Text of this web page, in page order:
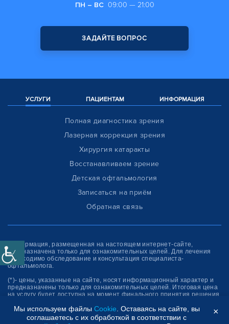
ПН – ВС 09:00 — 21:00
ЗАДАЙТЕ ВОПРОС
УСЛУГИ ПАЦИЕНТАМ ИНФОРМАЦИЯ
Полная диагностика зрения
Лазерная коррекция зрения
Хирургия катаракты
Восстанавливаем зрение
Детская офтальмология
Записаться на приём
Обратная связь
Информация, размещенная на настоящем интернет-сайте,
предназначена только для ознакомитель­ных целей. Для лечения
необходимо обследование и консультация специалиста-
офтальмолога.
(*)- цены, указанные на сайте, носят информационный характер и
предназначены только для ознакомительных целей. Итоговая цена
на услугу будет доступна на момент финального принятия решения
Мы используем файлы Cookie . Оставаясь на сайте, вы
соглашаетесь с их обработкой в соответствии с
×